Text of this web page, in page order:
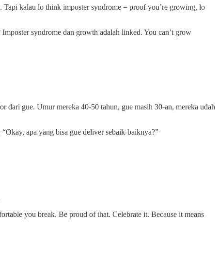
kalau lo think imposter syndrome = proof you’re growing, lo
syndrome dan growth adalah linked. You can’t grow
gue. Umur mereka 40-50 tahun, gue masih 30-an, mereka udah
apa yang bisa gue deliver sebaik-baiknya?”
you break. Be proud of that. Celebrate it. Because it means